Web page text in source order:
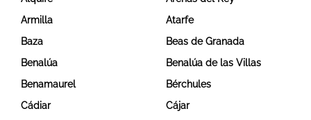
Armilla
Atarfe
Baza
Beas de Granada
Benalúa
Benalúa de las Villas
Benamaurel
Bérchules
Cádiar
Cájar